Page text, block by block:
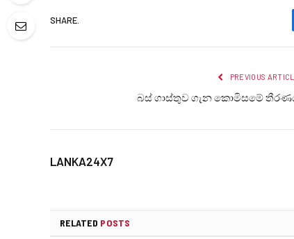
SHARE.
PREVIOUS
බස් ගාස්තුව ගැන කොමිසමේ
LANKA24X7
RELATED POSTS